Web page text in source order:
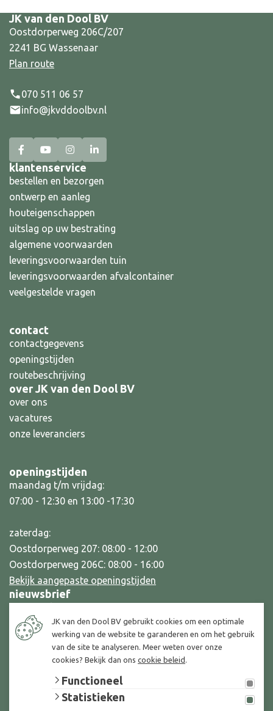
JK van den Dool BV
Oostdorperweg 206C/207
2241 BG Wassenaar
Plan route
070 511 06 57
info@jkvddoolbv.nl
klantenservice
bestellen en bezorgen
ontwerp en aanleg
houteigenschappen
uitslag op uw bestrating
algemene voorwaarden
leveringsvoorwaarden tuin
leveringsvoorwaarden afvalcontainer
veelgestelde vragen
contact
contactgegevens
openingstijden
routebeschrijving
over JK van den Dool BV
over ons
vacatures
onze leveranciers
openingstijden
maandag t/m vrijdag:
07:00 - 12:30 en 13:00 -17:30
zaterdag:
Oostdorperweg 207: 08:00 - 12:00
Oostdorperweg 206C: 08:00 - 16:00
Bekijk aangepaste openingstijden
nieuwsbrief
nieuwsbrief naar onze zakelijke relaties. Geef uw e-
mailadres hier aan ons door om deze nieuwsbrief te
JK van den Dool BV gebruikt cookies om een optimale
werking van de website te garanderen en om het gebruik
van de site te analyseren. Meer weten over onze
cookies? Bekijk dan ons cookie beleid .
Functioneel
Statistieken